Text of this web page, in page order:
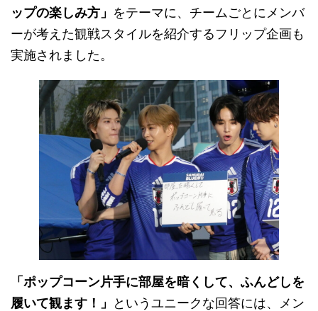
ップの楽しみ方」 をテーマに、チームごとにメンバ
ーが考えた観戦スタイルを紹介するフリップ企画も
実施されました。
「ポップコーン片手に部屋を暗くして、ふんどしを
履いて観ます！」
というユニークな回答には、メン